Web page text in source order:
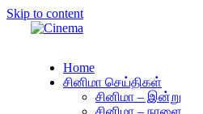
Skip to content
Home
சினிமா செய்திகள்
சினிமா – இன்று
சினிமா – நாளை